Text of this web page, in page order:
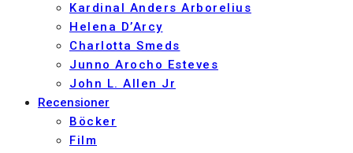
Kardinal Anders Arborelius
Helena D’Arcy
Charlotta Smeds
Junno Arocho Esteves
John L. Allen Jr
Recensioner
Böcker
Film